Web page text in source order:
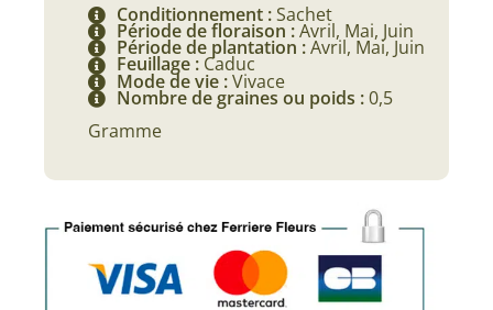
Conditionnement :Sachet
Période de floraison :Avril, Mai, Juin
Période de plantation :Avril, Mai, Juin
Feuillage : Caduc
Mode de vie :Vivace
Nombre de graines ou poids :0,5
Gramme